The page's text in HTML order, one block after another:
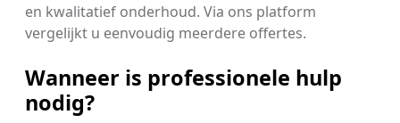
en kwalitatief onderhoud. Via ons platform
vergelijkt u eenvoudig meerdere offertes.
Wanneer is professionele hulp
nodig?